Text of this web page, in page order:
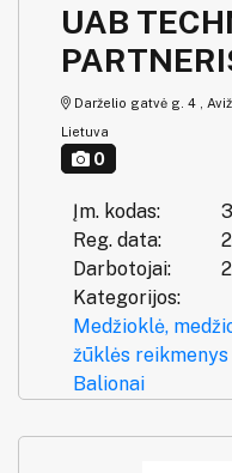
UAB
Darželio gatvė g. 4 ,
Lietuva
0
Įm. kodas:
Reg. data:
Darbotojai:
Kategorijos:
Medžioklė,
žūklės reikmenys
Balionai